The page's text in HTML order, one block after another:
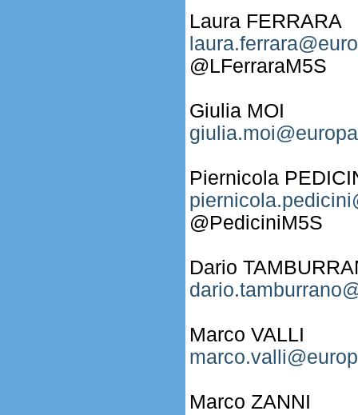
Laura FERRARA
@LFerraraM5S
Giulia MOI
Piernicola
@PediciniM5S
Dario
Marco VALLI
Marco ZANNI